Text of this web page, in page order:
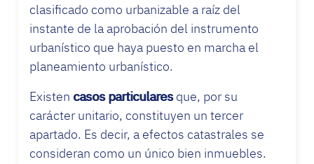
clasificado como urbanizable a raíz del
instante de la aprobación del instrumento
urbanístico que haya puesto en marcha el
planeamiento urbanístico.
Existen casos particularesque, por su
carácter unitario, constituyen un tercer
apartado. Es decir, a efectos catastrales se
consideran como un único bien inmuebles.